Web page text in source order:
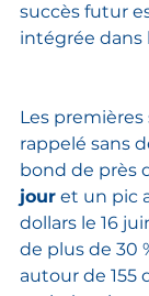
succès futur
intégrée dans
Les
rappelé sans
bond de près
jour et un pic
dollars le 16
de plus de 30
autour de 155